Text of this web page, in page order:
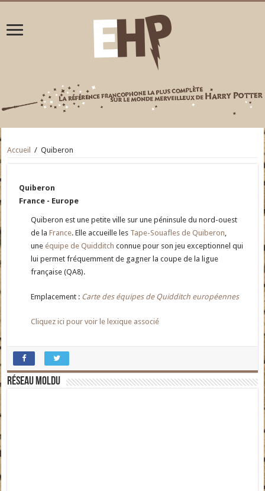
Accueil / Quiberon
Quiberon
France - Europe
Quiberon est une petite ville sur une péninsule du nord-ouest
de laFrance. Elle accueille les Tape-Souafles de Quiberon,
une équipe de Quidditch connue pour son jeu exceptionnel qui
lui permet fréquemment de gagner la coupe de la ligue
française (QA8).
Emplacement : Carte des équipes de Quidditch européennes
Cliquez ici pour voir le lexique associé
Réseau moldu